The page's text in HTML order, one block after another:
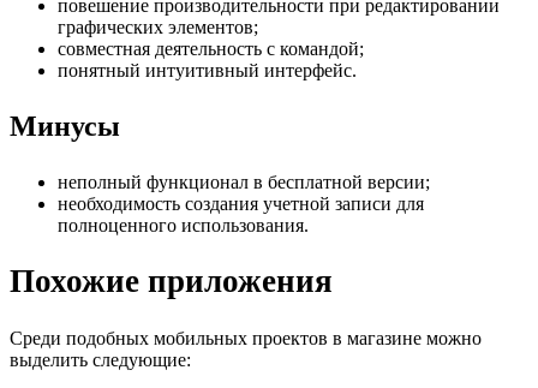
повешение производительности при редактировании
графических элементов;
совместная деятельность с командой;
понятный интуитивный интерфейс.
Минусы
неполный функционал в бесплатной версии;
необходимость создания учетной записи для
полноценного использования.
Похожие приложения
Среди подобных мобильных проектов в магазине можно
выделить следующие: